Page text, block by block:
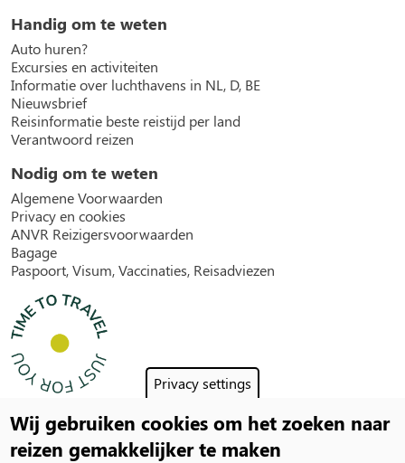
Privacy settings
Wij gebruiken cookies om het zoeken naar
reizen gemakkelijker te maken
Handig om te weten
Auto huren?
Excursies en activiteiten
Informatie over luchthavens in NL, D, BE
Nieuwsbrief
Reisinformatie beste reistijd per land
Verantwoord reizen
Nodig om te weten
Algemene Voorwaarden
Privacy en cookies
ANVR Reizigersvoorwaarden
Bagage
Paspoort, Visum, Vaccinaties, Reisadviezen
Social